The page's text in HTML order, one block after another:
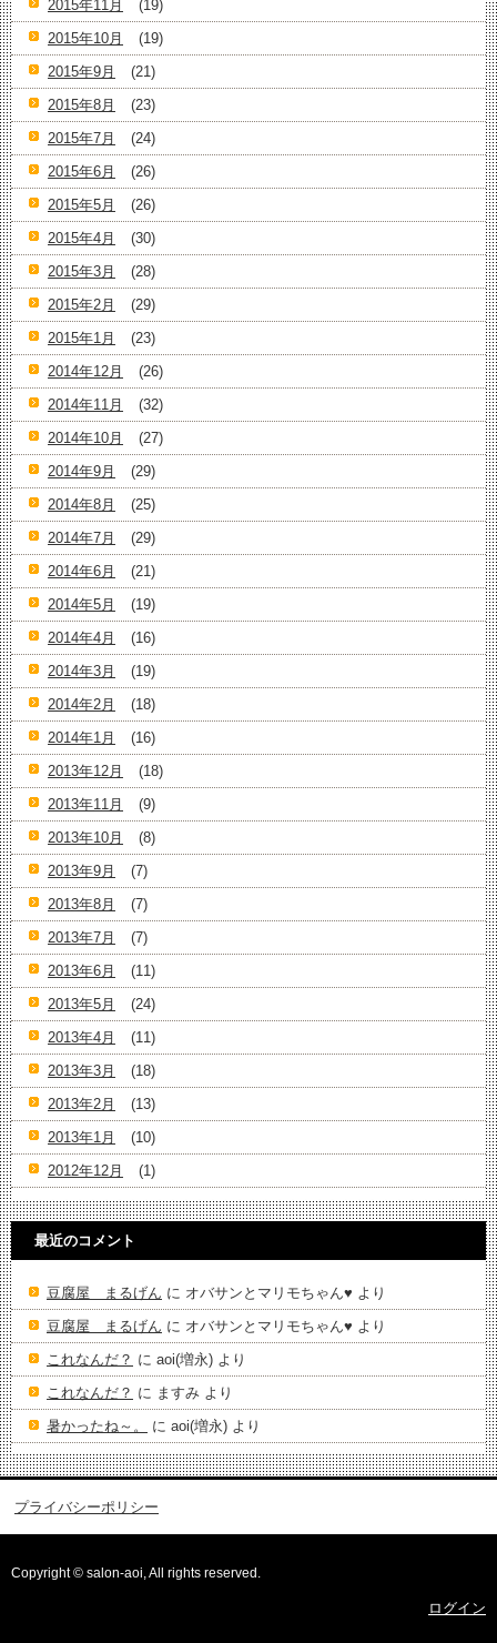
2015年11月
(19)
2015年10月
(19)
2015年9月
(21)
2015年8月
(23)
2015年7月
(24)
2015年6月
(26)
2015年5月
(26)
2015年4月
(30)
2015年3月
(28)
2015年2月
(29)
2015年1月
(23)
2014年12月
(26)
2014年11月
(32)
2014年10月
(27)
2014年9月
(29)
2014年8月
(25)
2014年7月
(29)
2014年6月
(21)
2014年5月
(19)
2014年4月
(16)
2014年3月
(19)
2014年2月
(18)
2014年1月
(16)
2013年12月
(18)
2013年11月
(9)
2013年10月
(8)
2013年9月
(7)
2013年8月
(7)
2013年7月
(7)
2013年6月
(11)
2013年5月
(24)
2013年4月
(11)
2013年3月
(18)
2013年2月
(13)
2013年1月
(10)
2012年12月
(1)
最近のコメント
豆腐屋 まるげん に オバサンとマリモちゃん♥️ より
豆腐屋 まるげん に オバサンとマリモちゃん♥️ より
これなんだ？ に aoi(増永) より
これなんだ？ に ますみ より
暑かったね～。
に aoi(増永) より
プライバシーポリシー
Copyright © salon-aoi, All rights reserved.
ログイン